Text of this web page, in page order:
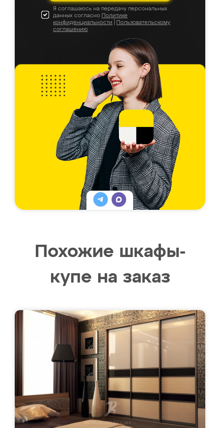
Я соглашаюсь на передачу персональных
данных согласно Политике
конфиденциальности
Пользовательскому
соглашению
Похожие шкафы-
купе на заказ